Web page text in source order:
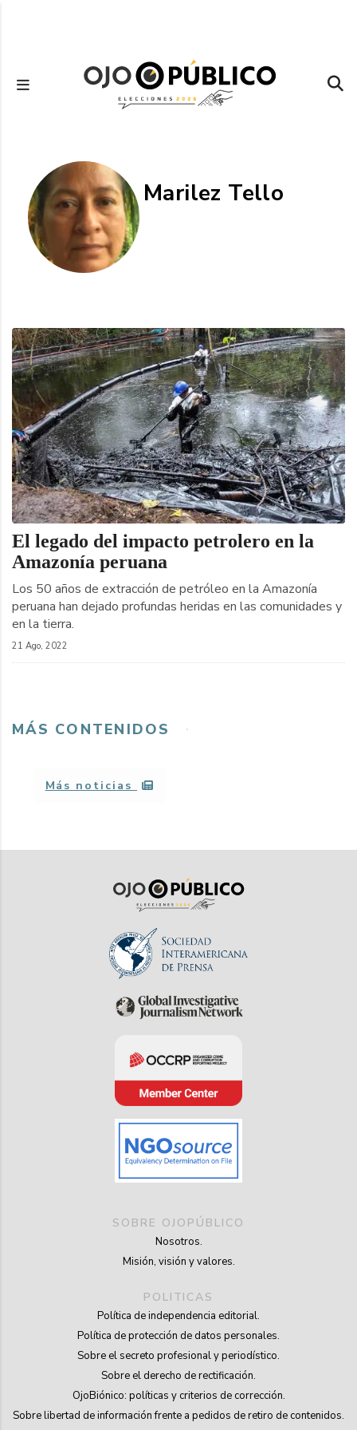
contenido
Marilez Tello
El legado del impacto petrolero en la
Amazonía peruana
Los 50 años de extracción de petróleo en la Amazonía
peruana han dejado profundas heridas en las comunidades y
en la tierra.
21 Ago, 2022
MÁS CONTENIDOS
Más noticias
SOBRE OJOPÚBLICO
Nosotros.
Misión, visión y valores.
POLITICAS
Política de independencia editorial.
Política de protección de datos personales.
Sobre el secreto profesional y periodístico.
Sobre el derecho de rectificación.
OjoBiónico: políticas y criterios de corrección.
Sobre libertad de información frente a pedidos de retiro de contenidos.